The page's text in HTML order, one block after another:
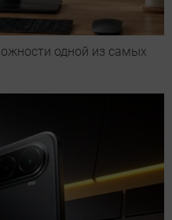
одной из самых